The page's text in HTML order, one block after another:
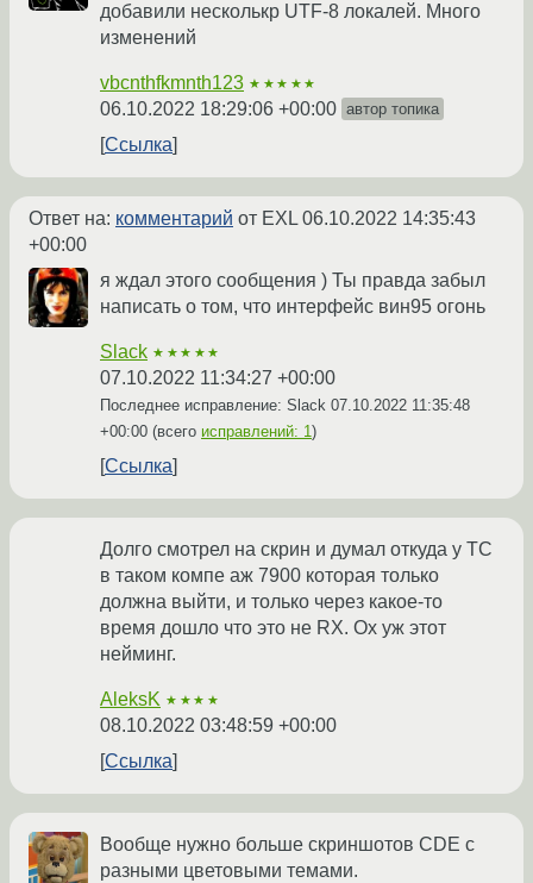
добавили несколькр UTF-8 локалей. Много
изменений
vbcnthfkmnth123 ★★★★★
06.10.2022 18:29:06 +00:00 автор топика
Ссылка
Ответ на: комментарий от EXL 06.10.2022 14:35:43
+00:00
я ждал этого сообщения ) Ты правда забыл
написать о том, что интерфейс вин95 огонь
Slack ★★★★★
07.10.2022 11:34:27 +00:00
Последнее исправление: Slack 07.10.2022 11:35:48
+00:00 (всего исправлений: 1)
Ссылка
Долго смотрел на скрин и думал откуда у TC
в таком компе аж 7900 которая только
должна выйти, и только через какое-то
время дошло что это не RX. Ох уж этот
нейминг.
AleksK ★★★★
08.10.2022 03:48:59 +00:00
Ссылка
Вообще нужно больше скриншотов CDE с
разными цветовыми темами.